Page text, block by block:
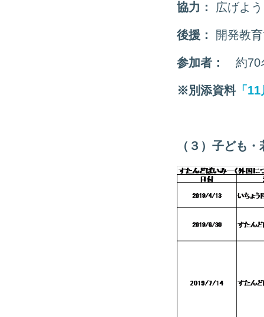
協力： 広げよ
後援： 開発教
参加者： 約70
※別添資料「11
（３）子ども